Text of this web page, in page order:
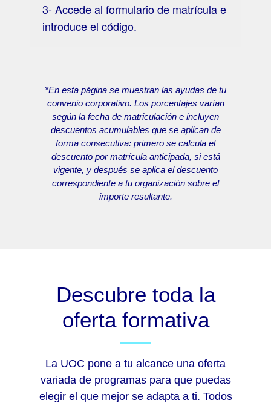
3- Accede al formulario de matrícula e
introduce el código.
*En esta página se muestran las ayudas de tu
convenio corporativo. Los porcentajes varían
según la fecha de matriculación e incluyen
descuentos acumulables que se aplican de
forma consecutiva: primero se calcula el
descuento por matrícula anticipada, si está
vigente, y después se aplica el descuento
correspondiente a tu organización sobre el
importe resultante.
Descubre toda la
oferta formativa
La UOC pone a tu alcance una oferta
variada de programas para que puedas
elegir el que mejor se adapta a ti. Todos